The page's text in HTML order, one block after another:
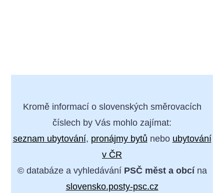
Kromě informací o slovenských směrovacích
číslech by Vás mohlo zajímat:
seznam ubytování, pronájmy bytů nebo ubytování
v ČR
© databáze a vyhledávání PSČ měst a obcína
slovensko.posty-psc.cz